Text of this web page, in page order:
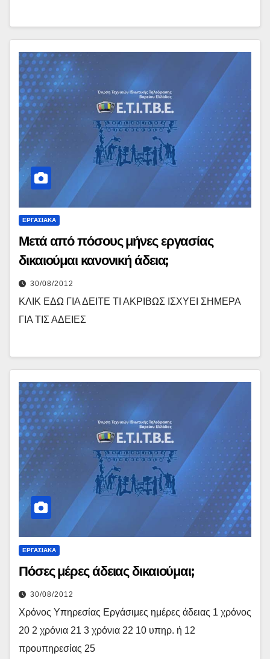
ΕΡΓΑΣΙΑΚΆ
Μετά από πόσους μήνες εργασίας
δικαιούμαι κανονική άδεια;
30/08/2012
ΚΛΙΚ ΕΔΩ ΓΙΑ ΔΕΙΤΕ ΤΙ ΑΚΡΙΒΩΣ ΙΣΧΥΕΙ ΣΗΜΕΡΑ
ΓΙΑ ΤΙΣ ΑΔΕΙΕΣ
ΕΡΓΑΣΙΑΚΆ
Πόσες μέρες άδειας δικαιούμαι;
30/08/2012
Χρόνος Υπηρεσίας Εργάσιμες ημέρες άδειας 1 χρόνος
20 2 χρόνια 21 3 χρόνια 22 10 υπηρ. ή 12
προυπηρεσίας 25